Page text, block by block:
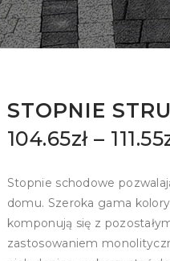
STOPNIE
104.65zł– 111.55
Stopnie schodowe
domu. Szeroka gama
komponują się z
zastosowaniem